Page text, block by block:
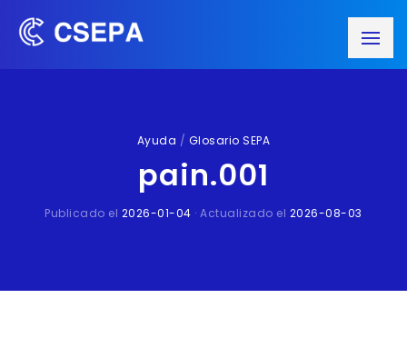
Ayuda / Glosario SEPA
pain.001
Publicado el 2026-01-04 · Actualizado el 2026-08-03